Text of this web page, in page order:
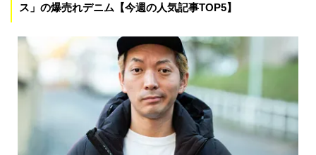
ス」の爆売れデニム【今週の人気記事TOP5】